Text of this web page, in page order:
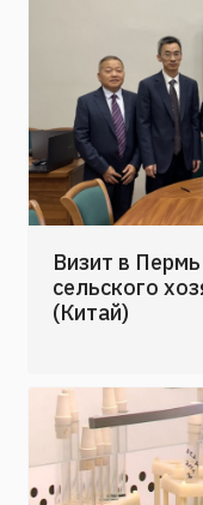
Визит в
сельского
(Китай)